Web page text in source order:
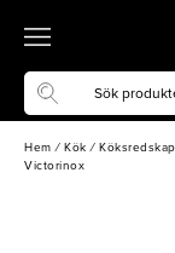
Hem / Kök / Köksredskap
Victorinox